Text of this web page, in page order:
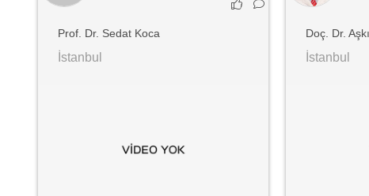
Prof. Dr. Sedat Koca
İstanbul
Doç. Dr.
İstanbul